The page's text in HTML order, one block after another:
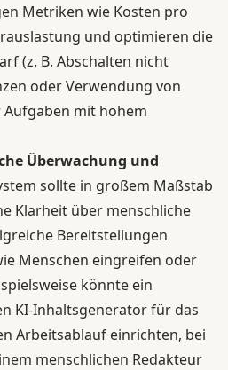
Metriken wie Kosten pro
und optimieren die
(z. B. Abschalten nicht
oder Verwendung von
mit hohem
Überwachung und
sollte in großem Maßstab
Klarheit über menschliche
Bereitstellungen
Menschen eingreifen oder
könnte ein
KI-Inhaltsgenerator für das
Arbeitsablauf einrichten, bei
menschlichen Redakteur